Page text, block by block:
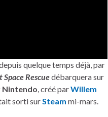
quelque temps déjà, par
Rescuedébarquera sur
Nintendo , créé parWillem
sorti sur Steam mi-mars.